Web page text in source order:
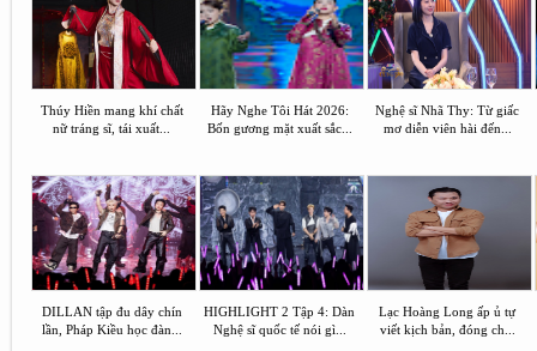
Thúy Hiền mang khí chất
nữ tráng sĩ, tái xuất...
Hãy Nghe Tôi Hát 2026:
Bốn gương mặt xuất sắc...
Nghệ sĩ Nhã Thy: Từ giấc
mơ diễn viên hài đến...
DILLAN tập đu dây chín
lần, Pháp Kiều học đàn...
HIGHLIGHT 2 Tập 4: Dàn
Nghệ sĩ quốc tế nói gì...
Lạc Hoàng Long ấp ủ tự
viết kịch bản, đóng ch...